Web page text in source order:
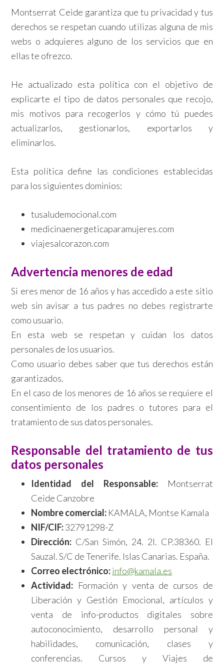
Montserrat Ceide garantiza que tu privacidad y tus
derechos se respetan cuando utilizas alguna de mis
webs o adquieres alguno de los servicios que en
ellas te ofrezco.
He actualizado esta política con el objetivo de
explicarte el tipo de datos personales que recojo,
mis motivos para recogerlos y cómo tú puedes
actualizarlos, gestionarlos, exportarlos y
eliminarlos.
Esta política define las condiciones establecidas
para los siguientes dominios:
tusaludemocional.com
medicinaenergeticaparamujeres.com
viajesalcorazon.com
Advertencia menores de edad
Si eres menor de 16 años y has accedido a este sitio
web sin avisar a tus padres no debes registrarte
como usuario.
En esta web se respetan y cuidan los datos
personales de los usuarios.
Como usuario debes saber que tus derechos están
garantizados.
En el caso de los menores de 16 años se requiere el
consentimiento de los padres o tutores para el
tratamiento de sus datos personales.
Responsable del tratamiento de tus
datos personales
Identidad del Responsable:
Montserrat
Ceide Canzobre
Nombre comercial: KAMALA, Montse Kamala
NIF/CIF:32791298-Z
Dirección: C/San Simón, 24. 2I. CP.38360. El
Sauzal. S/C de Tenerife. Islas Canarias. España.
Correo electrónico:info@kamala.es
Actividad: Formación y venta de cursos de
Liberación y Gestión Emocional, artículos y
venta de info-productos digitales sobre
autoconocimiento, desarrollo personal y
habilidades, comunicación, clases y
conferencias. Cursos y Viajes de